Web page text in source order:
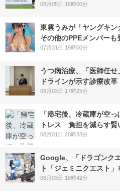
08月05日 16時00分
東雲うみが「ヤングキン
その他のPPEメンバーも
07月31日 19時00分
うつ病治療、「医師任
ドラインが示す診療改革
08月03日 17時25分
「帰宅後、冷蔵庫が空
トレス 負担を減らす賢
08月01日 20時33分
Google、「ドラゴンク
ト「ジェミニクエスト
08月03日 18時42分